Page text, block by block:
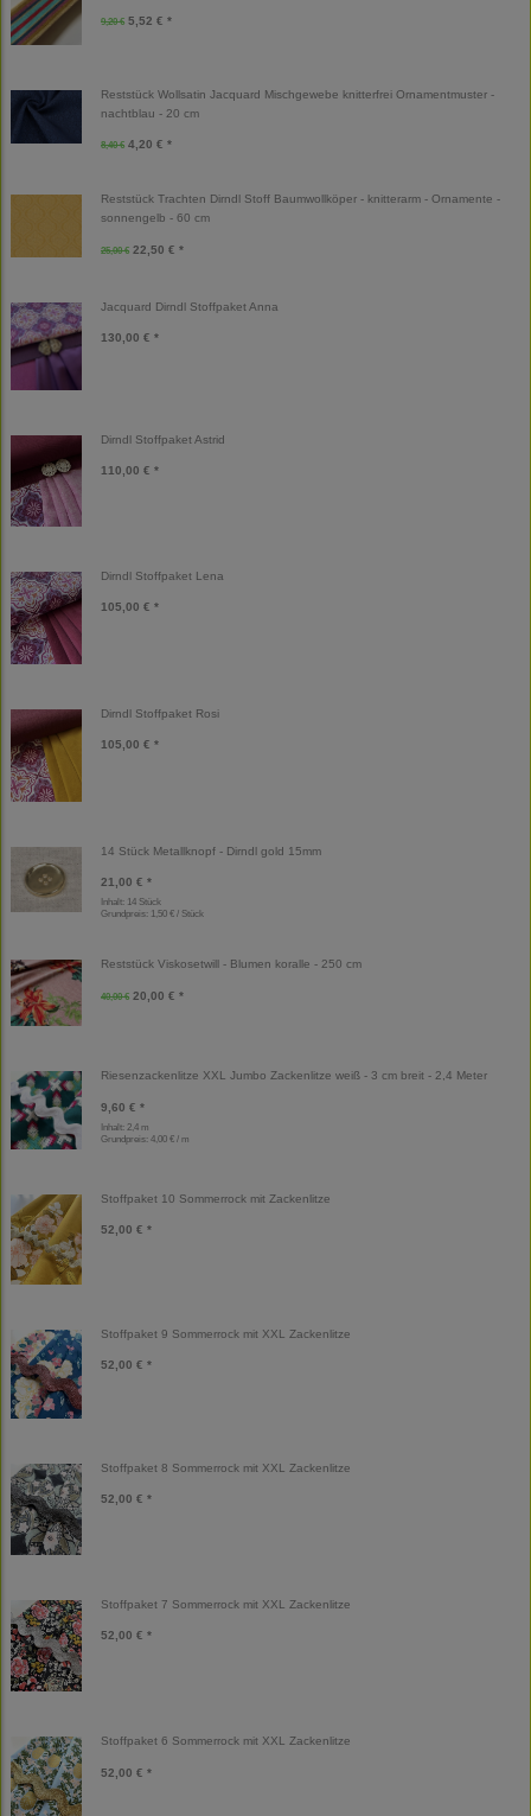
9,20 € 5,52 € *
Reststück Wollsatin Jacquard Mischgewebe knitterfrei Ornamentmuster -
nachtblau - 20 cm
8,40 € 4,20 € *
Reststück Trachten Dirndl Stoff Baumwollköper - knitterarm - Ornamente -
sonnengelb - 60 cm
25,00 € 22,50 € *
Jacquard Dirndl Stoffpaket Anna
130,00 € *
Dirndl Stoffpaket Astrid
110,00 € *
Dirndl Stoffpaket Lena
105,00 € *
Dirndl Stoffpaket Rosi
105,00 € *
14 Stück Metallknopf - Dirndl gold 15mm
21,00 € *
Inhalt: 14 Stück
Grundpreis: 1,50 € / Stück
Reststück Viskosetwill - Blumen koralle - 250 cm
40,00 € 20,00 € *
Riesenzackenlitze XXL Jumbo Zackenlitze weiß - 3 cm breit - 2,4 Meter
9,60 € *
Inhalt: 2,4 m
Grundpreis: 4,00 € / m
Stoffpaket 10 Sommerrock mit Zackenlitze
52,00 € *
Stoffpaket 9 Sommerrock mit XXL Zackenlitze
52,00 € *
Stoffpaket 8 Sommerrock mit XXL Zackenlitze
52,00 € *
Stoffpaket 7 Sommerrock mit XXL Zackenlitze
52,00 € *
Stoffpaket 6 Sommerrock mit XXL Zackenlitze
52,00 € *